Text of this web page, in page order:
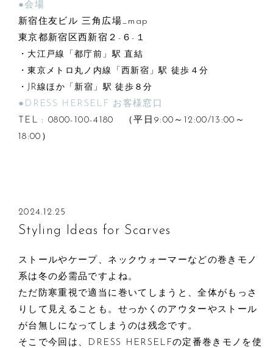
●会場
新宿住友ビル 三角広場_ map
東京都新宿区西新宿２-６-１
・大江戸線「都庁前」駅 直結
・東京メトロ丸ノ内線「西新宿」駅 徒歩４分
・JR線ほか「新宿」駅 徒歩８分
●DRESS HERSELF お客様窓口
TEL : 0800-100-4180 （平日9:00～12:00/13:00～
18:00）
2024.12.25
Styling Ideas for Scarves
ストールやケープ、ネックウォーマーなどの巻きモノ
系は冬の必需品ですよね。
ただ防寒重視で適当に巻いてしまうと、全体がもっさ
りして見えることも。せっかくのアウターやストール
が台無しになってしまうのは残念です。
そこで今回は、DRESS HERSELFの定番巻きモノを使